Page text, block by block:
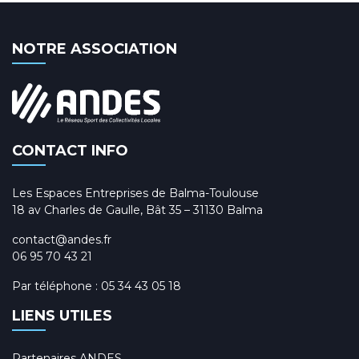
NOTRE ASSOCIATION
CONTACT INFO
Les Espaces Entreprises de Balma-Toulouse
18 av Charles de Gaulle, Bât 35 – 31130 Balma
contact@andes.fr
06 95 70 43 21
Par téléphone : 05 34 43 05 18
LIENS UTILES